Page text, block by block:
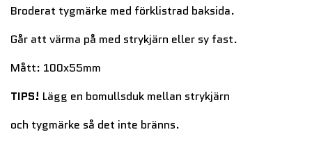
Broderat tygmärke med förklistrad baksida.
Går att värma på med strykjärn eller sy fast.
Mått: 100x55mm
TIPS! Lägg en bomullsduk mellan strykjärn
och tygmärke så det inte bränns.